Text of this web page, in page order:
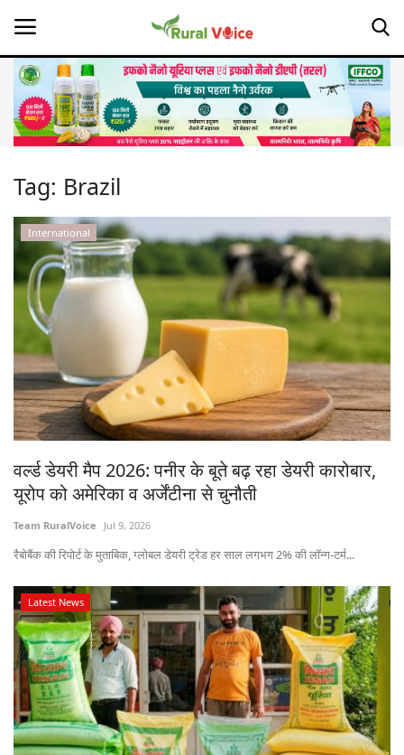
Home
About Us
Leadership Profiles
Opinion
Politics
Magazine
States
Events
Agribusiness
Cooperatives
International
Rural Dialogue
Ground Report
Tag: Brazil
International
वर्ल्ड डेयरी मैप 2026: पनीर के बूते बढ़ रहा डेयरी कारोबार,
यूरोप को अमेरिका व अर्जेंटीना से चुनौती
Team RuralVoice Jul 9, 2026
रैबोबैंक की रिपोर्ट के मुताबिक, ग्लोबल डेयरी ट्रेड हर साल लगभग 2% की लॉन्ग-टर्म...
Latest News